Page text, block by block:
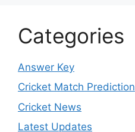
Categories
Answer Key
Cricket Match Prediction
Cricket News
Latest Updates